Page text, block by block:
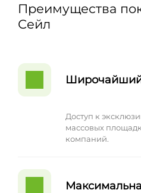
Преимущества
Сейл
Доступ к
массовых
компаний.